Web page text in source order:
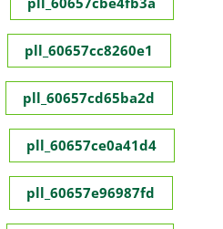
pll_60657cc8260e1
pll_60657cd65ba2d
pll_60657ce0a41d4
pll_60657e96987fd